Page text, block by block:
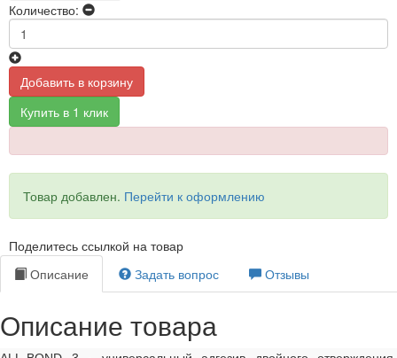
Количество:
Добавить в корзину
Купить в 1 клик
Товар добавлен. Перейти к оформлению
Поделитесь ссылкой на товар
Описание
Задать вопрос Отзывы
Описание товара